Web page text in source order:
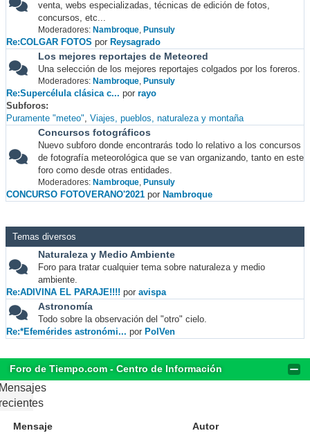
venta, webs especializadas, técnicas de edición de fotos,
concursos, etc...
Moderadores: Nambroque, Punsuly
Re:COLGAR FOTOS por Reysagrado
Los mejores reportajes de Meteored
Una selección de los mejores reportajes colgados por los foreros.
Moderadores: Nambroque, Punsuly
Re:Supercélula clásica c... por rayo
Subforos
Puramente "meteo" Viajes, pueblos, naturaleza y montaña
Concursos fotográficos
Nuevo subforo donde encontrarás todo lo relativo a los concursos
de fotografía meteorológica que se van organizando, tanto en este
foro como desde otras entidades.
Moderadores: Nambroque, Punsuly
CONCURSO FOTOVERANO'2021 por Nambroque
Temas diversos
Naturaleza y Medio Ambiente
Foro para tratar cualquier tema sobre naturaleza y medio
ambiente.
Re:ADIVINA EL PARAJE!!!! por avispa
Astronomía
Todo sobre la observación del "otro" cielo.
Re:*Efemérides astronómi... por PolVen
Foro de Tiempo.com - Centro de Información
Mensaje Autor